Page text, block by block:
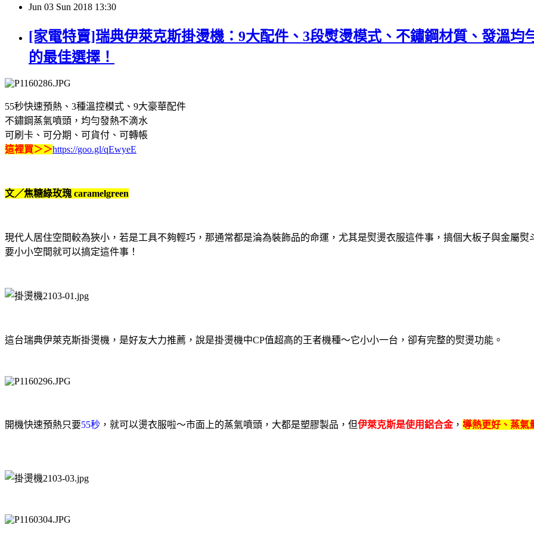
Jun 03 Sun 2018 13:30
[家電特賣]瑞典伊萊克斯掛燙機：9大配件、3段熨燙模式、不鏽鋼材質、發溫均
的最佳選擇！
55秒快速預熱、 3種溫控模式、 9大豪華配件
不鏽鋼蒸氣噴頭，均勻發熱不滴水
可刷卡、可分期、可貨付、可轉帳
這裡買＞＞https://goo.gl/qEwyeE
文／焦糖綠玫瑰 caramelgreen
現代人居住空間較為狹小，若是工具不夠輕巧，那通常都是淪為裝飾品的命運，尤其是熨燙衣服這件事，搞個大板子與金屬
要小小空間就可以搞定這件事！
這台瑞典伊萊克斯掛燙機，是好友大力推薦，說是掛燙機中CP值超高的王者機種～它小小一台，卻有完整的熨燙功能。
開機快速預熱只要55秒 ，就可以燙衣服啦～市面上的蒸氣噴頭，大都是塑膠製品，但伊萊克斯是使用鋁合金， 導熱更好、蒸氣